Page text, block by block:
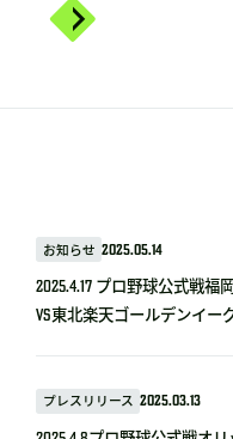
お知らせ 2025.05.14
2025.4.17 プロ野球公式戦
VS東北楽天ゴールデンイー
プレスリリース 2025.03.13